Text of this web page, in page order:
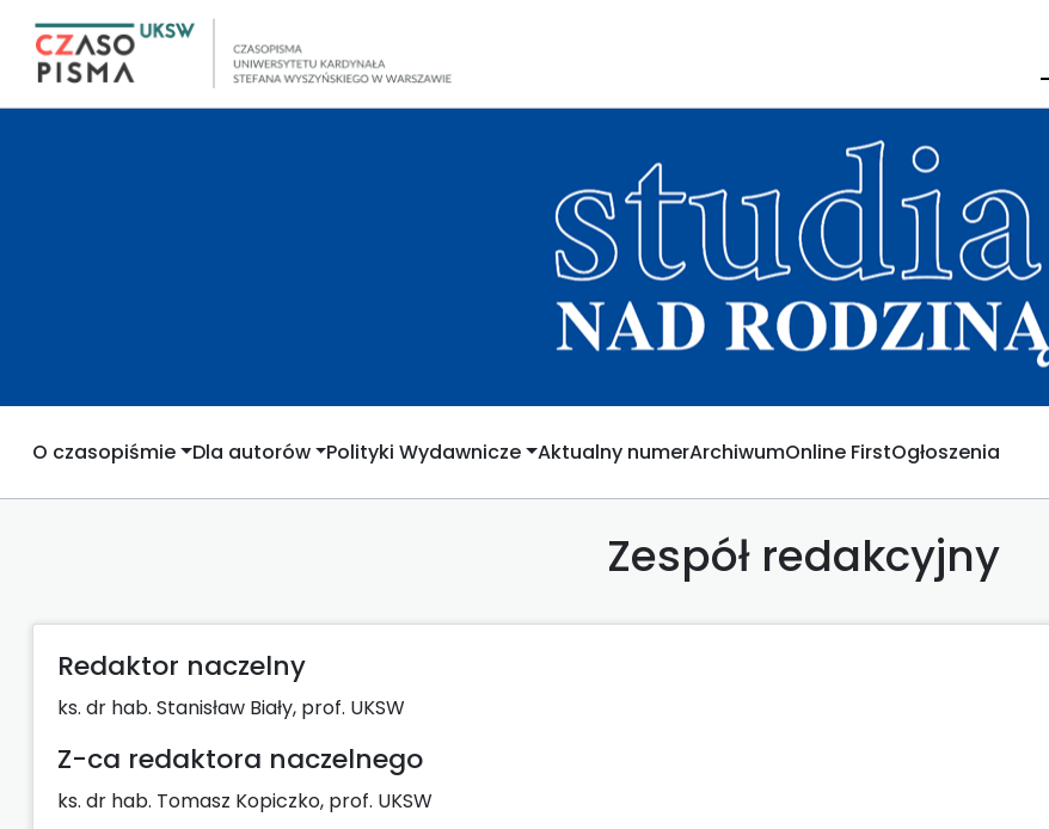
O czasopiśmie Dla autorów Polityki Wydawnicze Aktualny numerArchiwumOnline FirstOgłoszenia
Zespół redakcyjny
Redaktor naczelny
ks. dr hab. Stanisław Biały, prof. UKSW
Z-ca redaktora naczelnego
ks. dr hab. Tomasz Kopiczko, prof. UKSW